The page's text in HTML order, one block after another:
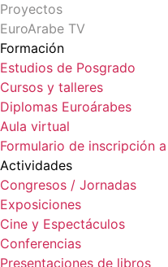
Proyectos
EuroArabe TV
Formación
Estudios de Posgrado
Cursos y talleres
Diplomas Euroárabes
Aula virtual
Formulario de inscripción
Actividades
Congresos / Jornadas
Exposiciones
Cine y Espectáculos
Conferencias
Presentaciones de libros